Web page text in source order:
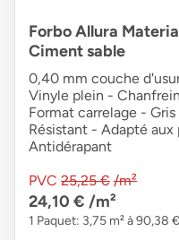
Forbo Allura
Ciment sable
0,40 mm couche
Vinyle plein -
Format carrelage -
Résistant - Adapté
Antidérapant
PVC 25,25 € /m²
24,10 € /m²
1 Paquet: 3,75 m² à 90,38 €